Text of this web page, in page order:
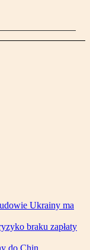
Ukrainy ma
braku zapłaty
do Chin